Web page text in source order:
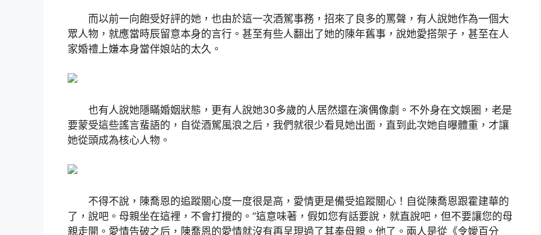
而以前一向飽受好評的她，也由於這一次酒駕事務，招來了良多的罵聲，有人說她作為一個大
眾人物，就應當時辰留意本身的言行。甚至有些人翻出了她的陳年舊事，說她愛搭架子，甚至在人
家婚禮上嫌本身當伴娘站的太久。
也有人說她隱瞞婚姻狀態，更有人說她30多歲的人居然還在演偶像劇。不外身在文娛圈，老是
要蒙受這些謠言蜚語的，自從酒駕風浪之后，我們就很少看見她出面，直到此次她自曝體重，才讓
她從頭成為核心人物。
不得不說，陳喬恩的追蹤關心度一度很是高，愛情更是備受追蹤關心！自從陳喬恩跟霍建華的
了，說吧。母親坐在這裡，不會打攪的。”這意味著，假如您有話要說，就直說吧，但不要讓您的母
親走開。愛情告破之后，陳喬恩的愛情就沒有再呈現過了其奉母親。他了。兩人是從《令嬡百分